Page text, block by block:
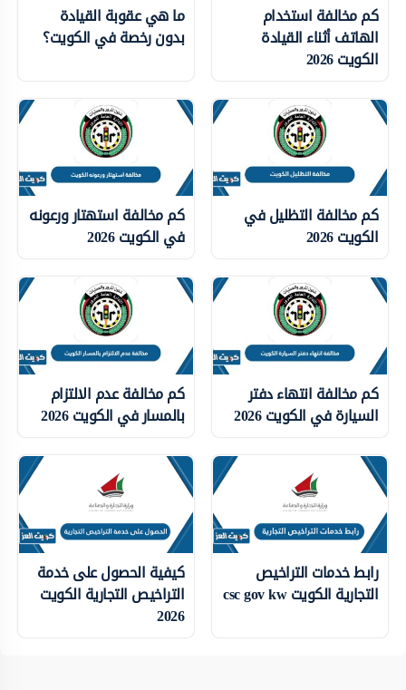
كم مخالفة استخدام
الهاتف أثناء القيادة
الكويت 2026
ما هي عقوبة القيادة
بدون رخصة في الكويت؟
كم مخالفة التظليل في
الكويت 2026
كم مخالفة استهتار ورعونه
في الكويت 2026
كم مخالفة انتهاء دفتر
السيارة في الكويت 2026
كم مخالفة عدم الالتزام
بالمسار في الكويت 2026
رابط خدمات التراخيص
التجارية الكويت csc gov kw
كيفية الحصول على خدمة
التراخيص التجارية الكويت
2026